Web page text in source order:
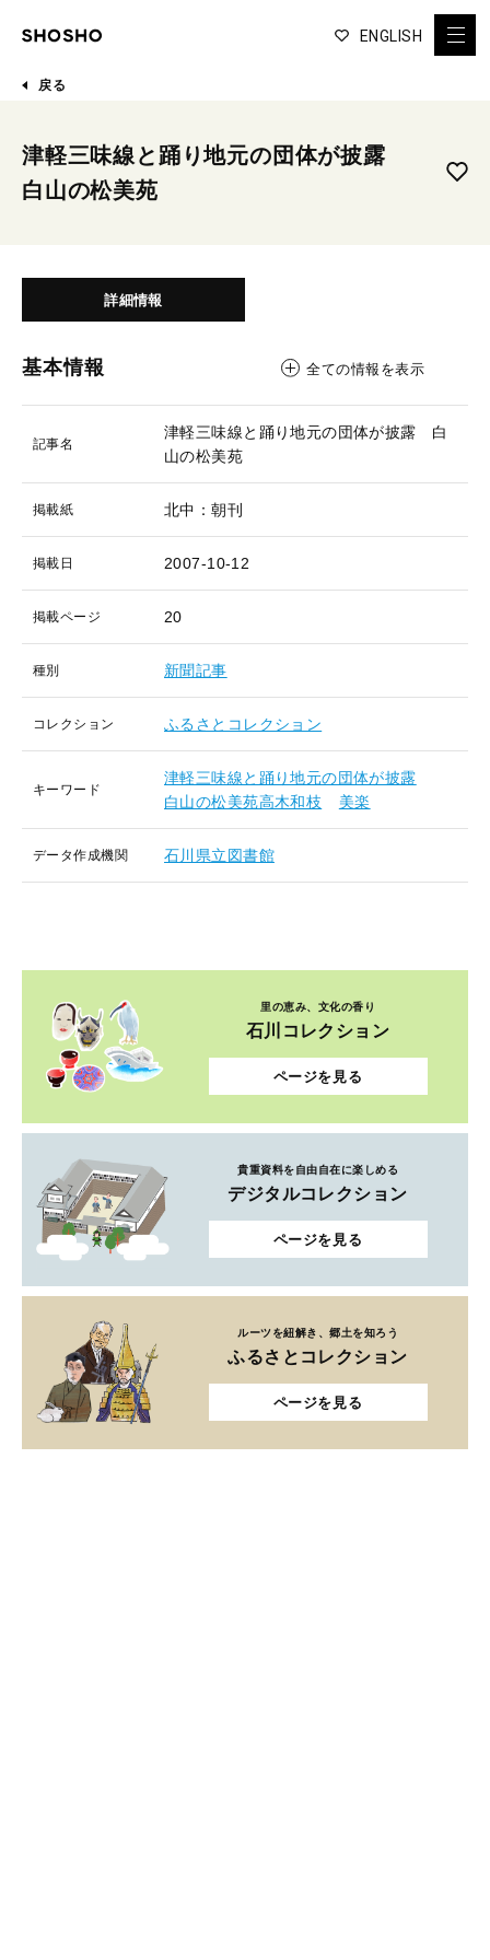
ENGLISH
戻る
津軽三味線と踊り地元の団体が披露
白山の松美苑
詳細情報
基本情報 全ての情報を表示
記事名
津軽三味線と踊り地元の団体が披露 白
山の松美苑
掲載紙 北中：朝刊
掲載日 2007-10-12
掲載ページ 20
種別 新聞記事
コレクション ふるさとコレクション
キーワード
津軽三味線と踊り地元の団体が披露
白山の松美苑高木和枝
美楽
データ作成機関 石川県立図書館
里の恵み、文化の香り
石川コレクション
ページを見る
貴重資料を自由自在に楽しめる
デジタルコレクション
ページを見る
ルーツを紐解き、郷土を知ろう
ふるさとコレクション
ページを見る